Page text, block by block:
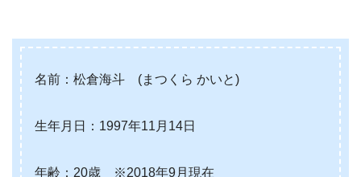
名前：松倉海斗 (まつくら かいと)
生年月日：1997年11月14日
年齢：20歳 ※2018年9月現在